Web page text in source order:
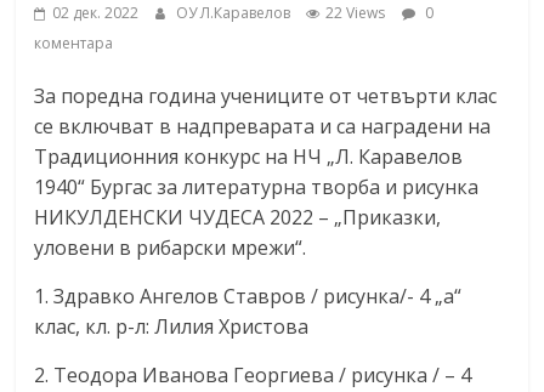
02 дек. 2022 ОУ Л.Каравелов 22 Views
0
коментара
За поредна година учениците от четвърти клас
се включват в надпреварата и са наградени на
Традиционния конкурс на НЧ „Л. Каравелов
1940“ Бургас за литературна творба и рисунка
НИКУЛДЕНСКИ ЧУДЕСА 2022 – „Приказки,
уловени в рибарски мрежи“.
1. Здравко Ангелов Ставров / рисунка/- 4 „а“
клас, кл. р-л: Лилия Христова
2. Теодора Иванова Георгиева / рисунка / – 4